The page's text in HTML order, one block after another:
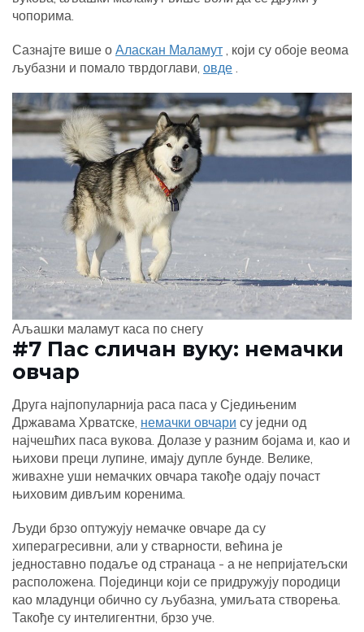
чопорима.
Сазнајте више о Аласкан Маламут , који су обоје веома
љубазни и помало тврдоглави, овде .
Аљашки маламут каса по снегу
#7 Пас сличан вуку: немачки
овчар
Друга најпопуларнија раса паса у Сједињеним
Државама Хрватске, немачки овчари су једни од
најчешћих паса вукова. Долазе у разним бојама и, као и
њихови преци лупине, имају дупле бунде. Велике,
живахне уши немачких овчара такође одају почаст
њиховим дивљим коренима.
Људи брзо оптужују немачке овчаре да су
хиперагресивни, али у стварности, већина је
једноставно подаље од странаца - а не непријатељски
расположена. Појединци који се придружују породици
као младунци обично су љубазна, умиљата створења.
Такође су интелигентни, брзо уче.